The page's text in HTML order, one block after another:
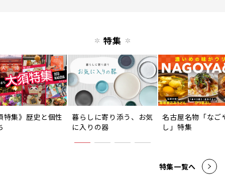
特集
特集》歴史と個性
暮らしに寄り添う、お気
に入りの器
名古屋名物「なご
し」特集
特集一覧へ